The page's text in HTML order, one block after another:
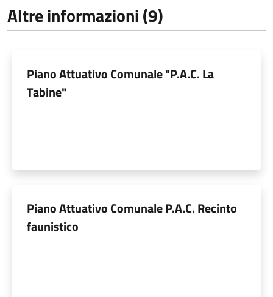
Altre informazioni (9)
Piano Attuativo Comunale "P.A.C. La
Tabine"
Piano Attuativo Comunale P.A.C. Recinto
faunistico